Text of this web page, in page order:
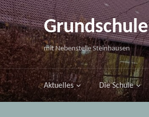
mit Nebenstelle Steinhausen
Aktuelles Die Schule